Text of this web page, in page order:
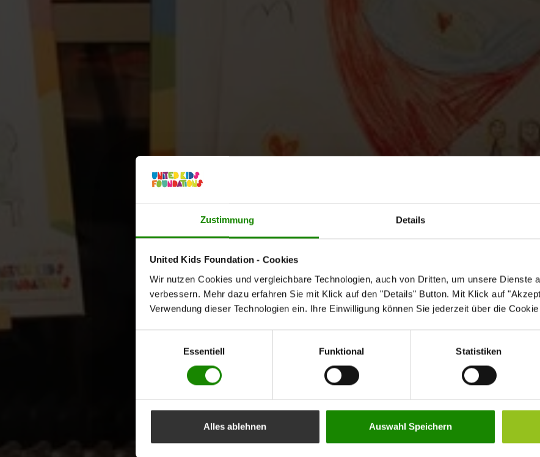
Zustimmung Details
United Kids Foundation - Cookies
Wir nutzen Cookies und vergleichbare Technologien, auch von Dritten, um unsere Dienste
verbessern. Mehr dazu erfahren Sie mit Klick auf den "Details" Button. Mit Klick auf
Verwendung dieser Technologien ein. Ihre Einwilligung können Sie jederzeit über die
Essentiell
Funktional Statistiken
Alles ablehnen Auswahl Speichern